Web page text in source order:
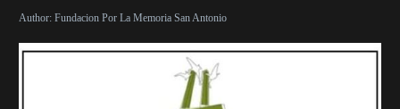
Author: Fundacion Por La Memoria San Antonio